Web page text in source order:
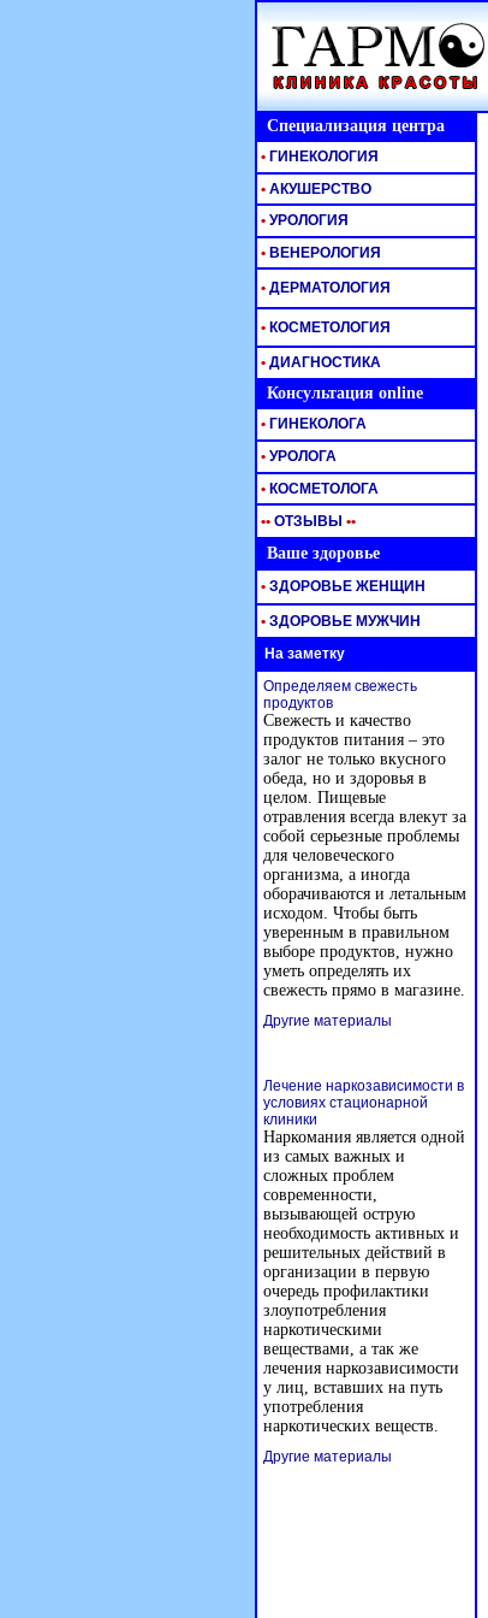
Специализация центра
• ГИНЕКОЛОГИЯ
• АКУШЕРСТВО
• УРОЛОГИЯ
• ВЕНЕРОЛОГИЯ
• ДЕРМАТОЛОГИЯ
• КОСМЕТОЛОГИЯ
• ДИАГНОСТИКА
Консультация online
• ГИНЕКОЛОГА
• УРОЛОГА
• КОСМЕТОЛОГА
•• ОТЗЫВЫ ••
Ваше здоровье
• ЗДОРОВЬЕ ЖЕНЩИН
• ЗДОРОВЬЕ МУЖЧИН
На заметку
Определяем свежесть
продуктов
Свежесть и качество
продуктов питания – это
залог не только вкусного
обеда, но и здоровья в
целом. Пищевые
отравления всегда влекут за
собой серьезные проблемы
для человеческого
организма, а иногда
оборачиваются и летальным
исходом. Чтобы быть
уверенным в правильном
выборе продуктов, нужно
уметь определять их
свежесть прямо в магазине.
Другие материалы
Лечение наркозависимости в
условиях стационарной
клиники
Наркомания является одной
из самых важных и
сложных проблем
современности,
вызывающей острую
необходимость активных и
решительных действий в
организации в первую
очередь профилактики
злоупотребления
наркотическими
веществами, а так же
лечения наркозависимости
у лиц, вставших на путь
употребления
наркотических веществ.
Другие материалы